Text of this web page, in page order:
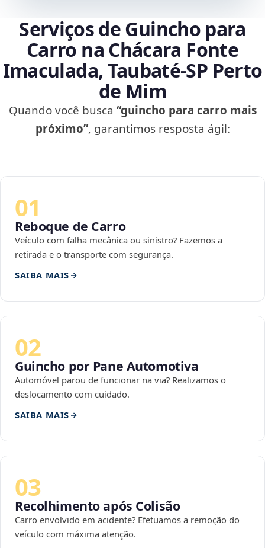
Serviços de Guincho para
Carro na Chácara Fonte
Imaculada, Taubaté‑SP Perto
de Mim
Quando você busca “guincho para carro mais
próximo”, garantimos resposta ágil:
01
Reboque de Carro
Veículo com falha mecânica ou sinistro? Fazemos a
retirada e o transporte com segurança.
SAIBA MAIS
02
Guincho por Pane Automotiva
Automóvel parou de funcionar na via? Realizamos o
deslocamento com cuidado.
SAIBA MAIS
03
Recolhimento após Colisão
Carro envolvido em acidente? Efetuamos a remoção do
veículo com máxima atenção.